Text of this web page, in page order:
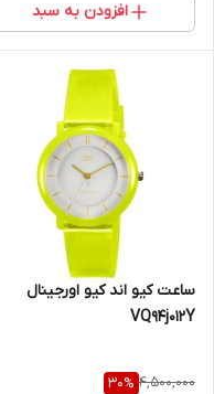
افزودن به سبد
ساعت کیو اند کیو اورجینال
VQ94j012Y
4,500,000
30%